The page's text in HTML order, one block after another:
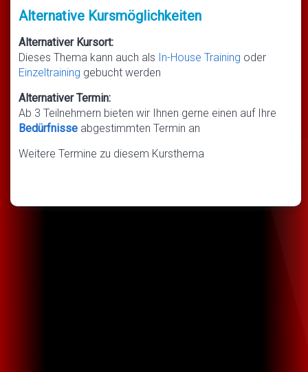
Alternative Kursmöglichkeiten
Alternativer Kursort:
Dieses Thema kann auch als In-House Training oder
Einzeltraining gebucht werden
Alternativer Termin:
Ab 3 Teilnehmern bieten wir Ihnen gerne einen auf Ihre
Bedürfnisse abgestimmten Termin an
Weitere Termine zu diesem Kursthema